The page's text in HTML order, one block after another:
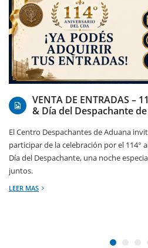
07/08/2026
VENTA DE ENTRADAS –
& Día del Despachante
El Centro Despachantes de Aduana
participar de la celebración por el 114°
Día del Despachante, una noche
juntos.
LEER MAS